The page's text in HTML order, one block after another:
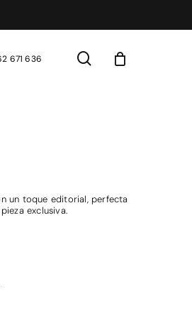
671 636 search
un toque editorial, perfecta
exclusiva.